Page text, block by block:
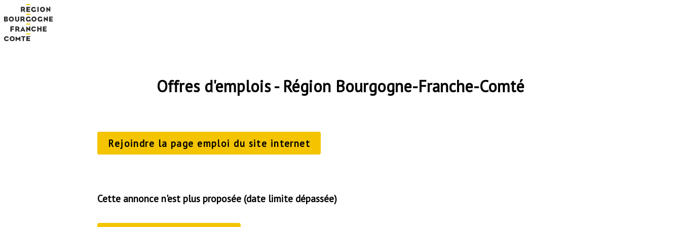
Offres d'emplois - Région Bourgogne-Franche-Comté
Rejoindre la page emploi du site internet
Cette annonce n'est plus proposée (date limite dépassée)